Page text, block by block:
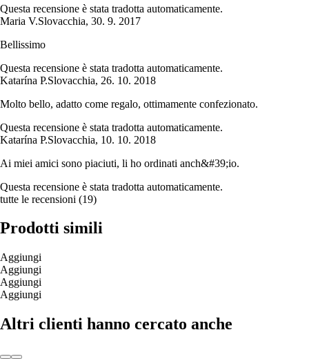
Questa recensione è stata tradotta automaticamente.
Maria V.Slovacchia, 30. 9. 2017
Bellissimo
Questa recensione è stata tradotta automaticamente.
Katarína P.Slovacchia, 26. 10. 2018
Molto bello, adatto come regalo, ottimamente confezionato.
Questa recensione è stata tradotta automaticamente.
Katarína P.Slovacchia, 10. 10. 2018
Ai miei amici sono piaciuti, li ho ordinati anch&#39;io.
Questa recensione è stata tradotta automaticamente.
tutte le recensioni (19)
Prodotti simili
Aggiungi
Aggiungi
Aggiungi
Aggiungi
Altri clienti hanno cercato anche